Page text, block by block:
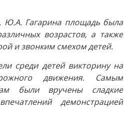
Ю.А. Гагарина площадь была
возрастов, а также
и звонким смехом детей.
среди детей викторину на
движения. Самым
были вручены сладкие
демонстрацией